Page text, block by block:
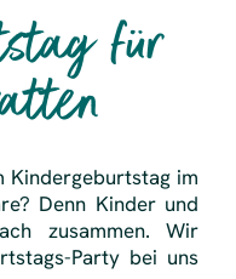
für
Kindergeburtstag im
Denn Kinder und
zusammen. Wir
Party bei uns